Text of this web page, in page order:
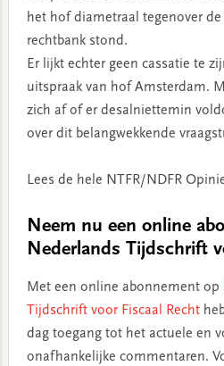
het hof diametraal tegenover
rechtbank stond.
Er lijkt echter geen cassatie te
uitspraak van hof Amsterdam.
zich af of er desalniettemin
over dit belangwekkende
Lees de hele NTFR/NDFR
Neem nu een online
Nederlands Tijdschrift
Met een online abonnement op
Tijdschrift voor Fiscaal Recht
dag toegang tot het actuele en
onafhankelijke commentaren.